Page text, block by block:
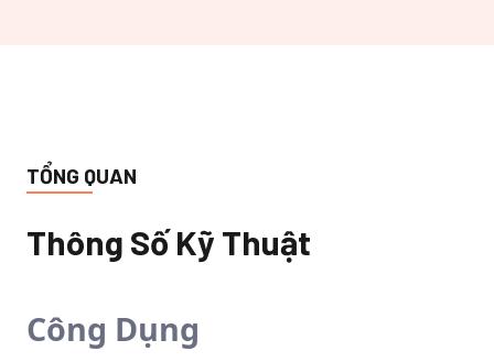
TỔNG QUAN
Thông Số Kỹ Thuật
Công Dụng